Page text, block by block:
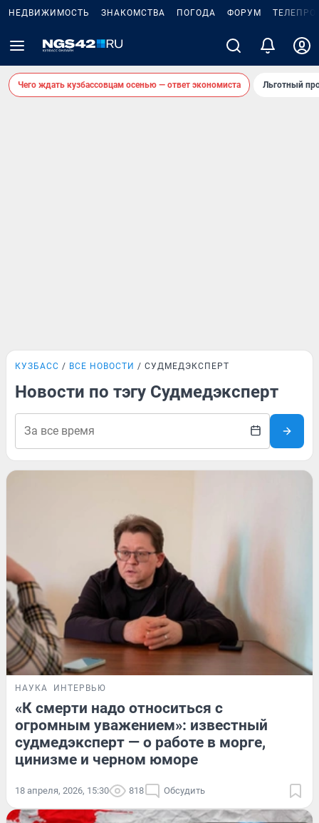
НЕДВИЖИМОСТЬ ЗНАКОМСТВА ПОГОДА ФОРУМ
Чего ждать кузбассовцам осенью — ответ экономиста Льготный
КУЗБАСС ВСЕ НОВОСТИ СУДМЕДЭКСПЕРТ
Новости по тэгу Судмедэксперт
НАУКА ИНТЕРВЬЮ
«К смерти надо относиться с
огромным уважением»: известный
судмедэксперт — о работе в морге,
цинизме и черном юморе
18 апреля, 2026, 15:30 818 Обсудить